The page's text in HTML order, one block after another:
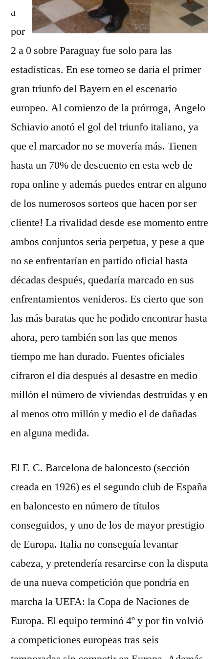
a
por
2 a 0 sobre Paraguay fue solo para las
estadísticas. En ese torneo se daría el primer
gran triunfo del Bayern en el escenario
europeo. Al comienzo de la prórroga, Angelo
Schiavio anotó el gol del triunfo italiano, ya
que el marcador no se movería más. Tienen
hasta un 70% de descuento en esta web de
ropa online y además puedes entrar en alguno
de los numerosos sorteos que hacen por ser
cliente! La rivalidad desde ese momento entre
ambos conjuntos sería perpetua, y pese a que
no se enfrentarían en partido oficial hasta
décadas después, quedaría marcado en sus
enfrentamientos venideros. Es cierto que son
las más baratas que he podido encontrar hasta
ahora, pero también son las que menos
tiempo me han durado. Fuentes oficiales
cifraron el día después al desastre en medio
millón el número de viviendas destruidas y en
al menos otro millón y medio el de dañadas
en alguna medida.
El F. C. Barcelona de baloncesto (sección
creada en 1926) es el segundo club de España
en baloncesto en número de títulos
conseguidos, y uno de los de mayor prestigio
de Europa. Italia no conseguía levantar
cabeza, y pretendería resarcirse con la disputa
de una nueva competición que pondría en
marcha la UEFA: la Copa de Naciones de
Europa. El equipo terminó 4º y por fin volvió
a competiciones europeas tras seis